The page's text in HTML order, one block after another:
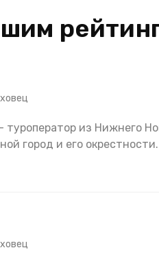
туроператор из Нижнего
город и его